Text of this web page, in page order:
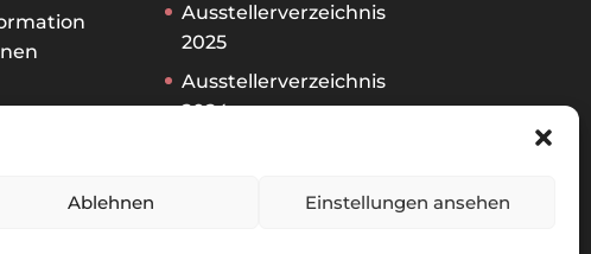
Ablehnen Einstellungen ansehen
Ausstellerverzeichnis
2025
Ausstellerverzeichnis
2024